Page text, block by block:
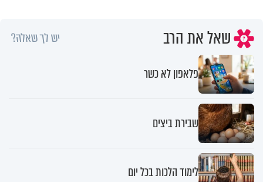
שאל את הרב יש לך שאלה?
פלאפון לא כשר
שבירת ביצים
לימוד הלכות בכל יום